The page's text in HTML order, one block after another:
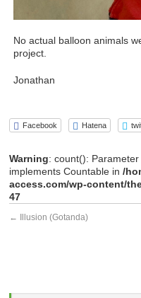
No actual balloon animals
project.
Jonathan
Facebook Hatena
Warning: count():
implements Countable in/
access.com/wp-content/
47
← Illusion (Gotanda)